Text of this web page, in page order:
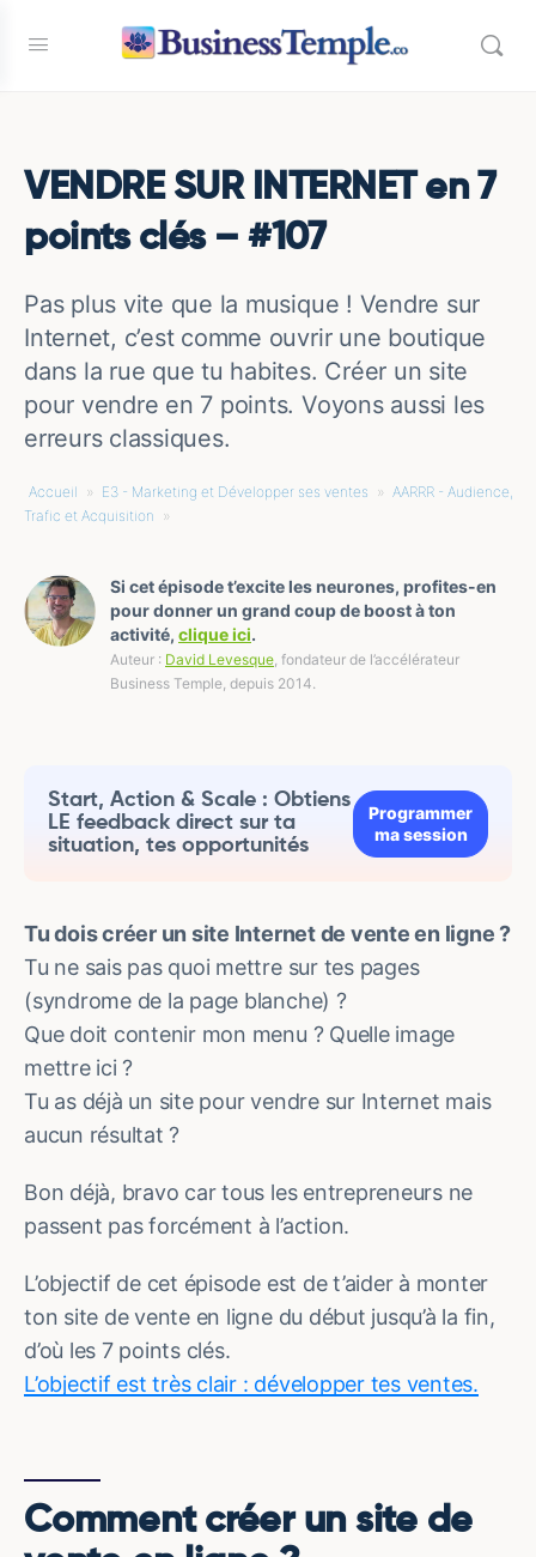
VENDRE SUR INTERNET en 7
points clés – #107
Pas plus vite que la musique ! Vendre sur
Internet, c’est comme ouvrir une boutique
dans la rue que tu habites. Créer un site
pour vendre en 7 points. Voyons aussi les
erreurs classiques.
Accueil » E3 - Marketing et Développer ses ventes » AARRR - Audience,
Trafic et Acquisition »
Si cet épisode t’excite les neurones, profites-en
pour donner un grand coup de boost à ton
activité, clique ici.
Auteur : David Levesque, fondateur de l’accélérateur
Business Temple, depuis 2014.
Start, Action & Scale : Obtiens
LE feedback direct sur ta
situation, tes opportunités
Programmer
ma session
Tu dois créer un site Internet de vente en ligne ?
Tu ne sais pas quoi mettre sur tes pages
(syndrome de la page blanche) ?
Que doit contenir mon menu ? Quelle image
mettre ici ?
Tu as déjà un site pour vendre sur Internet mais
aucun résultat ?
Bon déjà, bravo car tous les entrepreneurs ne
passent pas forcément à l’action.
L’objectif de cet épisode est de t’aider à monter
ton site de vente en ligne du début jusqu’à la fin,
d’où les 7 points clés.
L’objectif est très clair : développer tes ventes.
Comment créer un site de